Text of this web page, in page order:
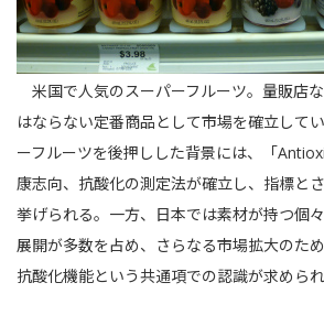
米国で人気のスーパーフルーツ。量販店
はならない定番商品として市場を確立して
ーフルーツを後押しした背景には、「
康志向、抗酸化の測定法が確立し、指標と
挙げられる。一方、日本では素材が持つ個
展開が多数を占め、さらなる市場拡大のた
抗酸化機能という共通項での認識が求められ